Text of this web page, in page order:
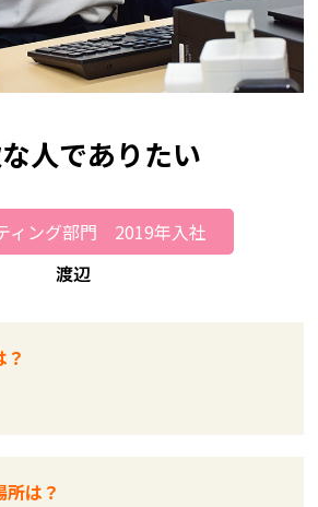
人でありたい
ィング部門 2019年入社
は？